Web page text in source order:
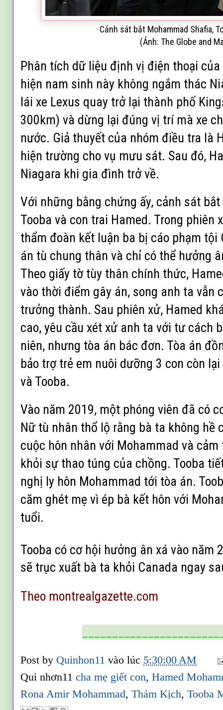
Cảnh sát bắt Mohammad Shafia,
(Ảnh: The Globe and
Phân tích dữ liệu định vị điện thoại
hiện nam sinh này không ngắm thác
lái xe Lexus quay trở lại thành phố
300km) và dừng lại đúng vị trí mà xe
nước. Giả thuyết của nhóm điều tra là
hiện trường cho vụ mưu sát. Sau đó,
Niagara khi gia đình trở về.
Với những bằng chứng ấy, cảnh sát
Tooba và con trai Hamed. Trong phiên
thẩm đoàn kết luận ba bị cáo phạm
án tù chung thân và chỉ có thể hưởng
Theo giấy tờ tùy thân chính thức,
vào thời điểm gây án, song anh ta vẫn
trưởng thành. Sau phiên xử, Hamed
cao, yêu cầu xét xử anh ta với tư cách
niên, nhưng tòa án bác đơn. Tòa án
bảo trợ trẻ em nuôi dưỡng 3 con còn
và Tooba.
Vào năm 2019, một phóng viên đã có
Nữ tù nhân thổ lộ rằng bà ta không hề
cuộc hôn nhân với Mohammad và
khỏi sự thao túng của chồng. Tooba
nghị ly hôn Mohammad tới tòa án.
căm ghét mẹ vì ép bà kết hôn với
tuổi.
Tooba có cơ hội hưởng ân xá vào năm
sẽ trục xuất bà ta khỏi Canada ngay
Theo montrealgazette.com
Post by Quinhon11vào lúc 5:30:00 AM
Qui nhơn11cha mẹ giết con,Hamed
Rona Amir Mohammad,Thảm Kịch,Tooba